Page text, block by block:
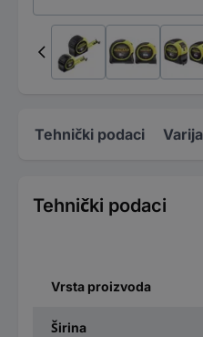
Tehnički podaci
Tehnički podaci
Vrsta proizvoda
Širina